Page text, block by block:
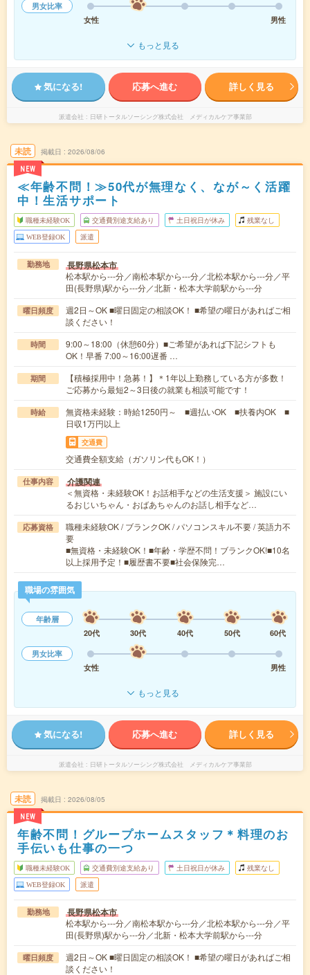
男女比率
女性
男性
もっと見る
気になる! 応募へ進む 詳しく見る
派遣会社 日研トータルソーシング株式会社 メディカルケア事業部
未読
NEW
掲載日 2026/08/06
≪年齢不問！≫50代が無理なく、なが～く活躍
中！生活サポート
職種未経験OK 交通費別途支給あり 土日祝日が休み 残業なし
WEB登録OK 派遣
勤務地 長野県松本市
松本駅から---分／南松本駅から---分／北松本駅から---分／平
田(長野県)駅から---分／北新・松本大学前駅から---分
曜日頻度
週2日～OK ■曜日固定の相談OK！ ■希望の曜日があればご相
談ください！
時間
9:00～18:00（休憩60分）■ご希望があれば下記シフトも
OK！早番 7:00～16:00遅番 …
期間
【積極採用中！急募！】＊1年以上勤務している方が多数！
ご応募から最短2～3日後の就業も相談可能です！
時給
無資格未経験：時給1250円～ ■週払いOK ■扶養内OK ■
日収1万円以上
交通費
交通費全額支給（ガソリン代もOK！）
仕事内容 介護関連
＜無資格・未経験OK！お話相手などの生活支援＞ 施設にい
るおじいちゃん・おばあちゃんのお話し相手など…
応募資格
職種未経験OK / ブランクOK / パソコンスキル不要 / 英語力不
要
■無資格・未経験OK！■年齢・学歴不問！ブランクOK!■10名
以上採用予定！■履歴書不要■社会保険完…
職場の雰囲気
年齢層
20代
30代 40代 50代
60代
男女比率
女性
男性
もっと見る
気になる! 応募へ進む 詳しく見る
派遣会社 日研トータルソーシング株式会社 メディカルケア事業部
未読
NEW
掲載日 2026/08/05
年齢不問！グループホームスタッフ＊料理のお
手伝いも仕事の一つ
職種未経験OK 交通費別途支給あり 土日祝日が休み 残業なし
WEB登録OK 派遣
勤務地 長野県松本市
松本駅から---分／南松本駅から---分／北松本駅から---分／平
田(長野県)駅から---分／北新・松本大学前駅から---分
曜日頻度
週2日～OK ■曜日固定の相談OK！ ■希望の曜日があればご相
談ください！